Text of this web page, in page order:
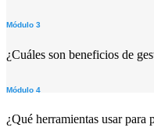
Módulo 3
¿Cuáles son beneficios de
Módulo 4
¿Qué herramientas usar para